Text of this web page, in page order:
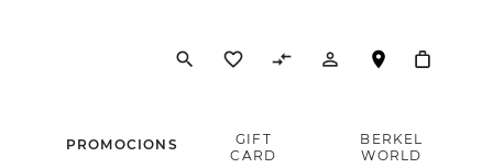
search favorite_border compare_arrows person_outline
PROMOCIONS
GIFT
CARD
BERKEL
WORLD